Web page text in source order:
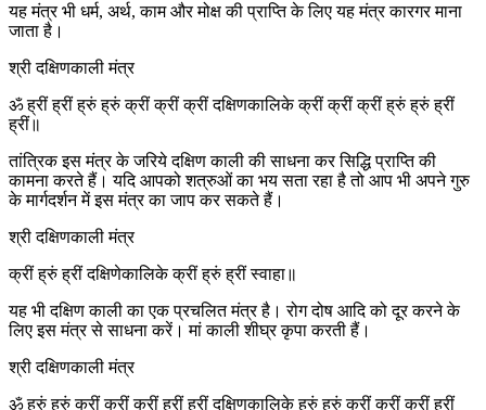
यह मंत्र भी धर्म, अर्थ, काम और मोक्ष की प्राप्ति के लिए यह मंत्र कारगर माना
जाता है।
श्री दक्षिणकाली मंत्र
ॐ ह्रीं ह्रीं ह्रुं ह्रुं क्रीं क्रीं क्रीं दक्षिणकालिके क्रीं क्रीं क्रीं ह्रुं ह्रुं ह्रीं
ह्रीं॥
तांत्रिक इस मंत्र के जरिये दक्षिण काली की साधना कर सिद्धि प्राप्ति की
कामना करते हैं। यदि आपको शत्रुओं का भय सता रहा है तो आप भी अपने गुरु
के मार्गदर्शन में इस मंत्र का जाप कर सकते हैं।
श्री दक्षिणकाली मंत्र
क्रीं ह्रुं ह्रीं दक्षिणेकालिके क्रीं ह्रुं ह्रीं स्वाहा॥
यह भी दक्षिण काली का एक प्रचलित मंत्र है। रोग दोष आदि को दूर करने के
लिए इस मंत्र से साधना करें। मां काली शीघ्र कृपा करती हैं।
श्री दक्षिणकाली मंत्र
ॐ ह्रुं ह्रुं क्रीं क्रीं क्रीं ह्रीं ह्रीं दक्षिणकालिके ह्रुं ह्रुं क्रीं क्रीं क्रीं ह्रीं